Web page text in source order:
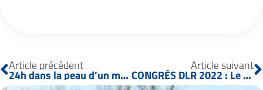
Article précédent
24h dans la peau d’un mécanicien TP
Article suivant
CONGRÈS DLR 2022 : Le retour de l’événement phare !